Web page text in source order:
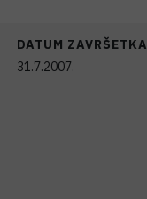
DATUM ZAVRŠETKA
31.7.2007.